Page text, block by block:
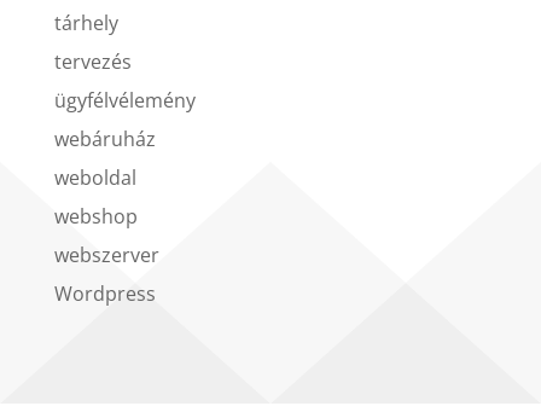
tárhely
tervezés
ügyfélvélemény
webáruház
weboldal
webshop
webszerver
Wordpress